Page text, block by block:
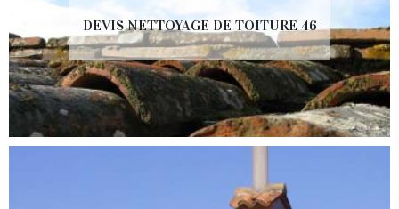
DEVIS NETTOYAGE DE TOITURE 46